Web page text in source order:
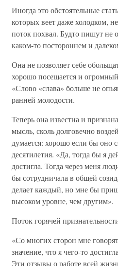
Иногда это обстоятельные
которых веет даже холодком,
поток похвал. Будто пишут не
каком-то постороннем и
Она не позволяет себе
хорошо посещается и
«Слово «слава» больше не
ранней молодости.
Теперь она известна и
мысль, сколь долговечно
думается: хорошо если бы оно
десятилетия. «Да, тогда бы я
достигла. Тогда через меня
бы сотрудничала в общей
делает каждый, но мне бы
высоком уровне, чем другим».
Поток горячей
«Со многих сторон мне
значение, что я чего-то
Эти отзывы о работе всей